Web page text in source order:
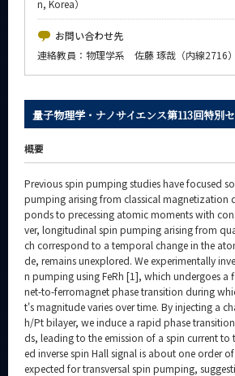
n, Korea）
お問い合わせ先
連絡教員：物理学系 佐藤 琢哉（内線2716）
量子物理学・ナノサイエンス第113回特別
概要
Previous spin pumping studies have focused
pumping arising from classical magnetization
ponds to precessing atomic moments with
ver, longitudinal spin pumping arising from
ch correspond to a temporal change in the
de, remains unexplored. We experimentally
n pumping using FeRh [1], which undergoes a
net-to-ferromagnet phase transition during
t's magnitude varies over time. By injecting a
h/Pt bilayer, we induce a rapid phase
ds, leading to the emission of a spin current to
ed inverse spin Hall signal is about one order
expected for transversal spin pumping,
CLOSE